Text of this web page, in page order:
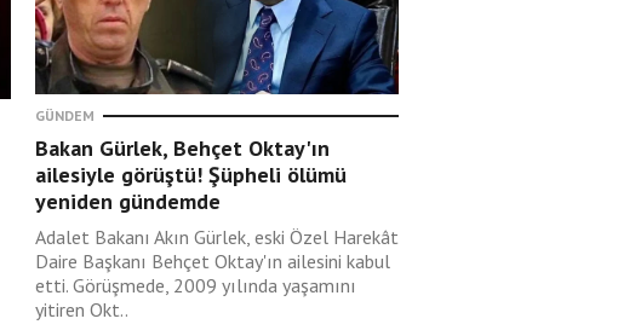
GÜNDEM
Bakan Gürlek, Behçet Oktay'ın
ailesiyle görüştü! Şüpheli ölümü
yeniden gündemde
Adalet Bakanı Akın Gürlek, eski Özel Harekât
Daire Başkanı Behçet Oktay'ın ailesini kabul
etti. Görüşmede, 2009 yılında yaşamını
yitiren Okt..